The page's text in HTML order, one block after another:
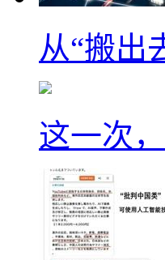
从“搬出
这一次